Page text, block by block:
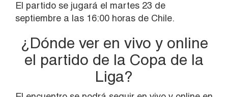
El partido se jugará el martes 23 de
septiembre a las 16:00 horas de Chile.
¿Dónde ver en vivo y online
el partido de la Copa de la
Liga?